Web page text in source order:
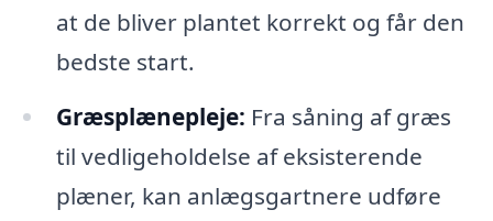
at de bliver plantet korrekt og får den
bedste start.
Græsplænepleje: Fra såning af græs
til vedligeholdelse af eksisterende
plæner, kan anlægsgartnere udføre